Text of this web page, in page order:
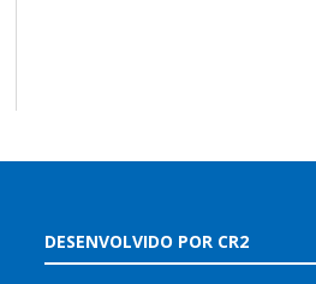
DESENVOLVIDO POR CR2